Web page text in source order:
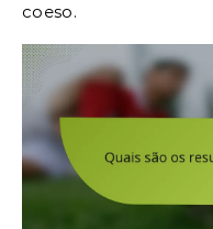
coeso.